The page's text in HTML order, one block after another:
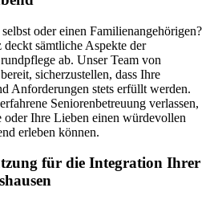
oder einen Familienangehörigen?
sämtliche Aspekte der
ab. Unser Team von
sicherzustellen, dass Ihre
Anforderungen stets erfüllt werden.
Seniorenbetreuung verlassen,
oder Ihre Lieben einen würdevollen
erleben können.
für die Integration Ihrer